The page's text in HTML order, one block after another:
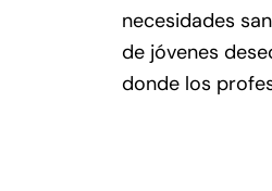
necesidades
de jóvenes
donde los